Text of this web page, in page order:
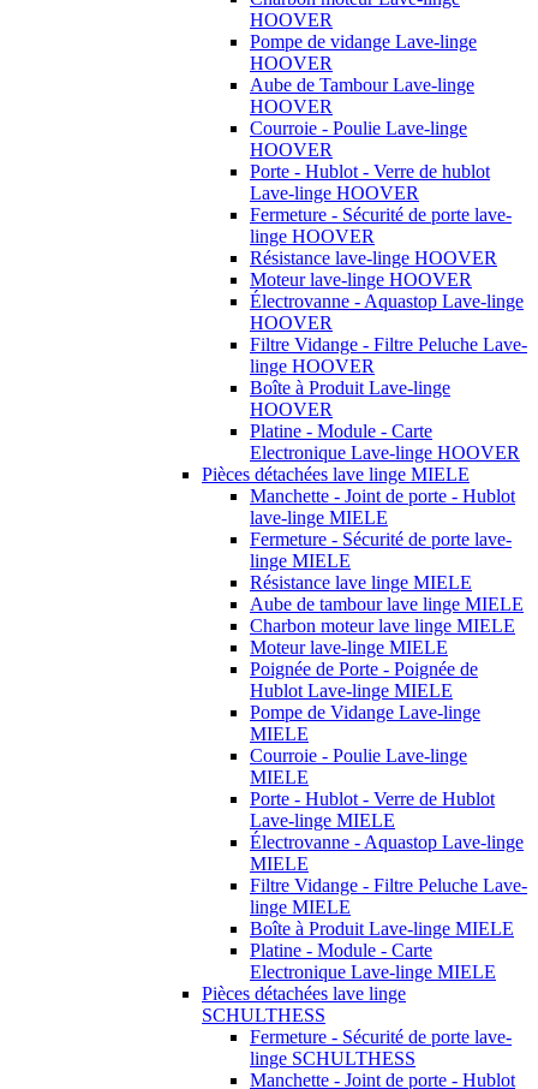
HOOVER
Pompe de vidange Lave-linge
HOOVER
Aube de Tambour Lave-linge
HOOVER
Courroie - Poulie Lave-linge
HOOVER
Porte - Hublot - Verre de hublot
Lave-linge HOOVER
Fermeture - Sécurité de porte lave-
linge HOOVER
Résistance lave-linge HOOVER
Moteur lave-linge HOOVER
Électrovanne - Aquastop Lave-linge
HOOVER
Filtre Vidange - Filtre Peluche Lave-
linge HOOVER
Boîte à Produit Lave-linge
HOOVER
Platine - Module - Carte
Electronique Lave-linge HOOVER
Pièces détachées lave linge MIELE
Manchette - Joint de porte - Hublot
lave-linge MIELE
Fermeture - Sécurité de porte lave-
linge MIELE
Résistance lave linge MIELE
Aube de tambour lave linge MIELE
Charbon moteur lave linge MIELE
Moteur lave-linge MIELE
Poignée de Porte - Poignée de
Hublot Lave-linge MIELE
Pompe de Vidange Lave-linge
MIELE
Courroie - Poulie Lave-linge
MIELE
Porte - Hublot - Verre de Hublot
Lave-linge MIELE
Électrovanne - Aquastop Lave-linge
MIELE
Filtre Vidange - Filtre Peluche Lave-
linge MIELE
Boîte à Produit Lave-linge MIELE
Platine - Module - Carte
Electronique Lave-linge MIELE
Pièces détachées lave linge
SCHULTHESS
Fermeture - Sécurité de porte lave-
linge SCHULTHESS
Manchette - Joint de porte - Hublot